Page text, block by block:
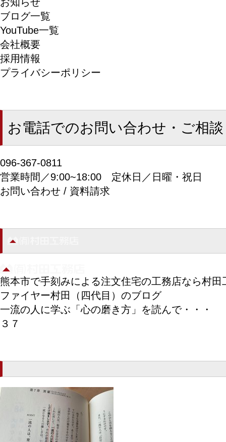
ブログ一覧
YouTube一覧
会社概要
採用情報
プライバシーポリシー
お電話でのお問い合わせ・ご相談
096-367-0811
営業時間／9:00~18:00 定休日／日曜・祝日
お問い合わせ / 資料請求
熊本市で手刻みによる注文住宅の工務店なら村田
ファイヤー村田（四代目）のブログ
一流の人に学ぶ「心の磨き方」を読んで・・・
３７